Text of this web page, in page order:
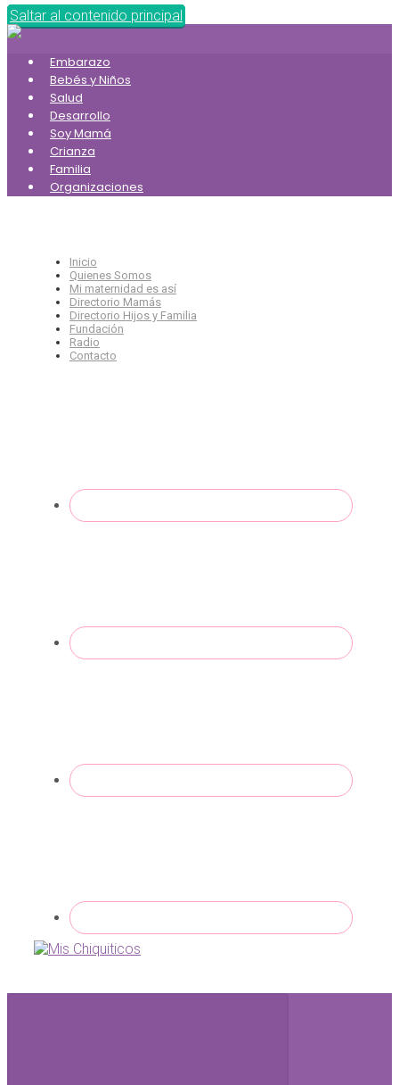
Saltar al contenido principal
Embarazo
Bebés y Niños
Salud
Desarrollo
Soy Mamá
Crianza
Familia
Organizaciones
Inicio
Quienes Somos
Mi maternidad es así
Directorio Mamás
Directorio Hijos y Familia
Fundación
Radio
Contacto